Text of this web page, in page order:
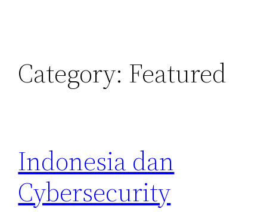
Category: Featured
Indonesia dan
Cybersecurity